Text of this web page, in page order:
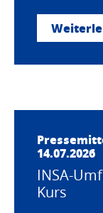
14.07.2026
INSA-
Kurs